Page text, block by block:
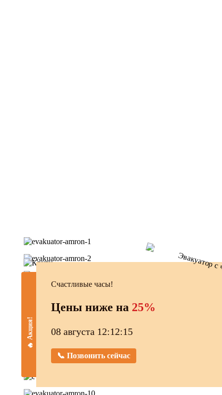
🔥 Акция!
Счастливые часы!
Цены ниже на 25%
08 августа 12:12:16
📞 Позвонить сейчас